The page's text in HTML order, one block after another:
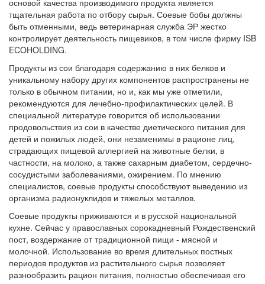
тщательная работа по отбору сырья. Соевые бобы должны
быть отменными, ведь ветеринарная служба ЭР жестко
контролирует деятельность пищевиков, в том числе фирму ISB
ECOHOLDING.
Продукты из сои благодаря содержанию в них белков и
уникальному набору других компонентов распространены не
только в обычном питании, но и, как мы уже отметили,
рекомендуются для лечебно-профилактических целей. В
специальной литературе говорится об использовании
продовольствия из сои в качестве диетического питания для
детей и пожилых людей, они незаменимы в рационе лиц,
страдающих пищевой аллергией на животные белки, в
частности, на молоко, а также сахарным диабетом, сердечно-
сосудистыми заболеваниями, ожирением. По мнению
специалистов, соевые продукты способствуют выведению из
организма радионуклидов и тяжелых металлов.
Соевые продукты приживаются и в русской национальной
кухне. Сейчас у православных сорокадневный Рождественский
пост, воздержание от традиционной пищи - мясной и
молочной. Использование во время длительных постных
периодов продуктов из растительного сырья позволяет
разнообразить рацион питания, полностью обеспечивая его